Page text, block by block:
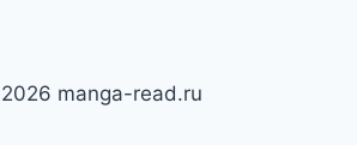
manga-read.ru